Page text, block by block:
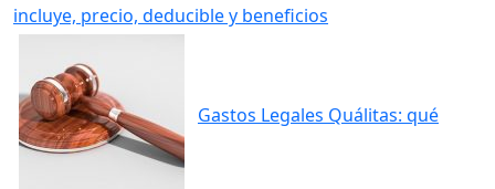
incluye, precio, deducible y beneficios
Gastos Legales Quálitas: qué